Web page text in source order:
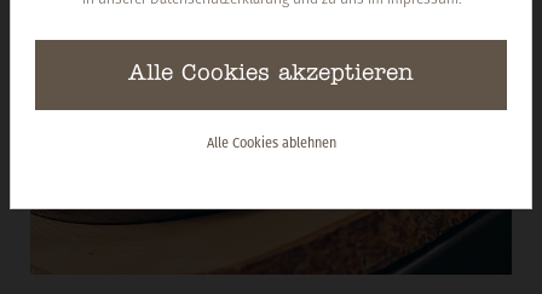
Alle Cookies akzeptieren
Alle Cookies ablehnen